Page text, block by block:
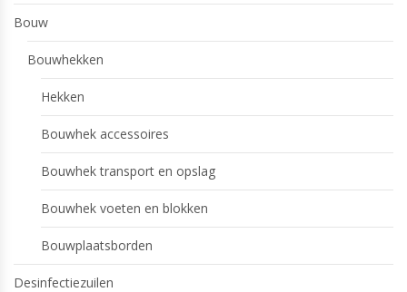
Bouw
Bouwhekken
Hekken
Bouwhek accessoires
Bouwhek transport en opslag
Bouwhek voeten en blokken
Bouwplaatsborden
Desinfectiezuilen